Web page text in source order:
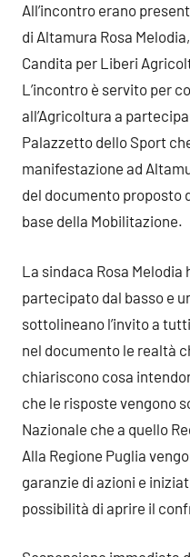
All’incontro erano
di Altamura Rosa
Candita per Liberi
L’incontro è servito per
all’Agricoltura a
Palazzetto dello Sport
manifestazione ad
del documento proposto
base della Mobilitazione.
La sindaca Rosa
partecipato dal basso e
sottolineano l’invito a
nel documento le realtà
chiariscono cosa
che le risposte vengono
Nazionale che a quello
Alla Regione Puglia
garanzie di azioni e
possibilità di aprire il